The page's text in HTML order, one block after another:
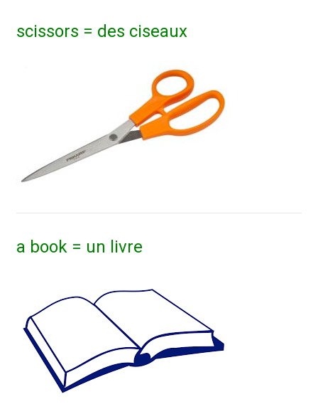
scissors = des ciseaux
a book = un livre